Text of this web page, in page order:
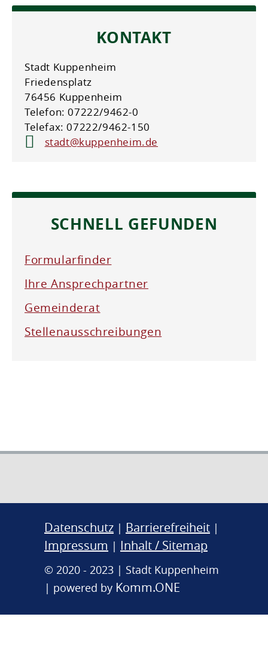
KONTAKT
Stadt Kuppenheim
Friedensplatz
76456 Kuppenheim
Telefon: 07222/9462-0
Telefax: 07222/9462-150
stadt@kuppenheim.de
SCHNELL GEFUNDEN
Formularfinder
Ihre Ansprechpartner
Gemeinderat
Stellenausschreibungen
Datenschutz | Barrierefreiheit |
Impressum | Inhalt / Sitemap
© 2020 - 2023 | Stadt Kuppenheim
| powered by Komm.ONE